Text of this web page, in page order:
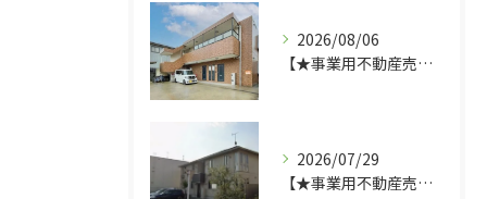
2026/08/06
【★事業用不動産売買仲介専門部署より★】福岡市の不動産｜株式会社ランドマーク●1棟収益物件・価格が下がりました！！●
2026/07/29
【★事業用不動産売買仲介専門部署より★】福岡市の不動産｜株式会社ランドマーク ●収益物件 「D-roomアネシス」価格改定のお知らせ●